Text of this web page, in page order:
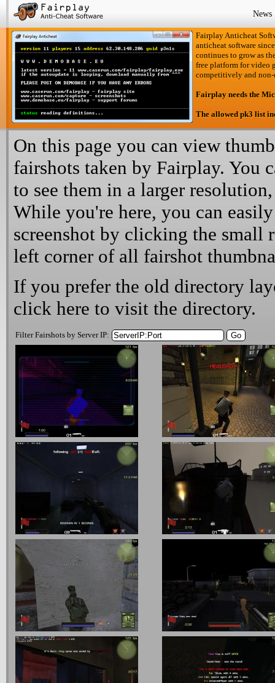
News
Fairplay Anticheat
anticheat software
continues to grow as
free platform for video
competitively and
Fairplay needs the
The allowed pk3 list
On this page you can view
fairshots taken by Fairplay. You
to see them in a larger
While you're here, you can
screenshot by clicking the small
left corner of all fairshot
If you prefer the old directory
click here to visit the directory.
Filter Fairshots by Server IP: